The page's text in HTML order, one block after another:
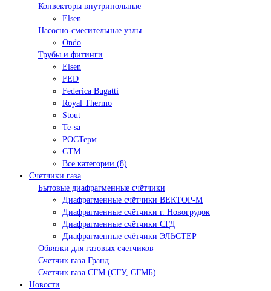
Конвекторы внутрипольные
Elsen
Насосно-смесительные узлы
Ondo
Трубы и фитинги
Elsen
FED
Federica Bugatti
Royal Thermo
Stout
Te-sa
РОСТерм
СТМ
Все категории (8)
Счетчики газа
Бытовые диафрагменные счётчики
Диафрагменные счётчики ВЕКТОР-М
Диафрагменные счётчики г. Новогрудок
Диафрагменные счётчики СГД
Диафрагменные счётчики ЭЛЬСТЕР
Обвязки для газовых счетчиков
Счетчик газа Гранд
Счетчик газа СГМ (СГУ, СГМБ)
Новости